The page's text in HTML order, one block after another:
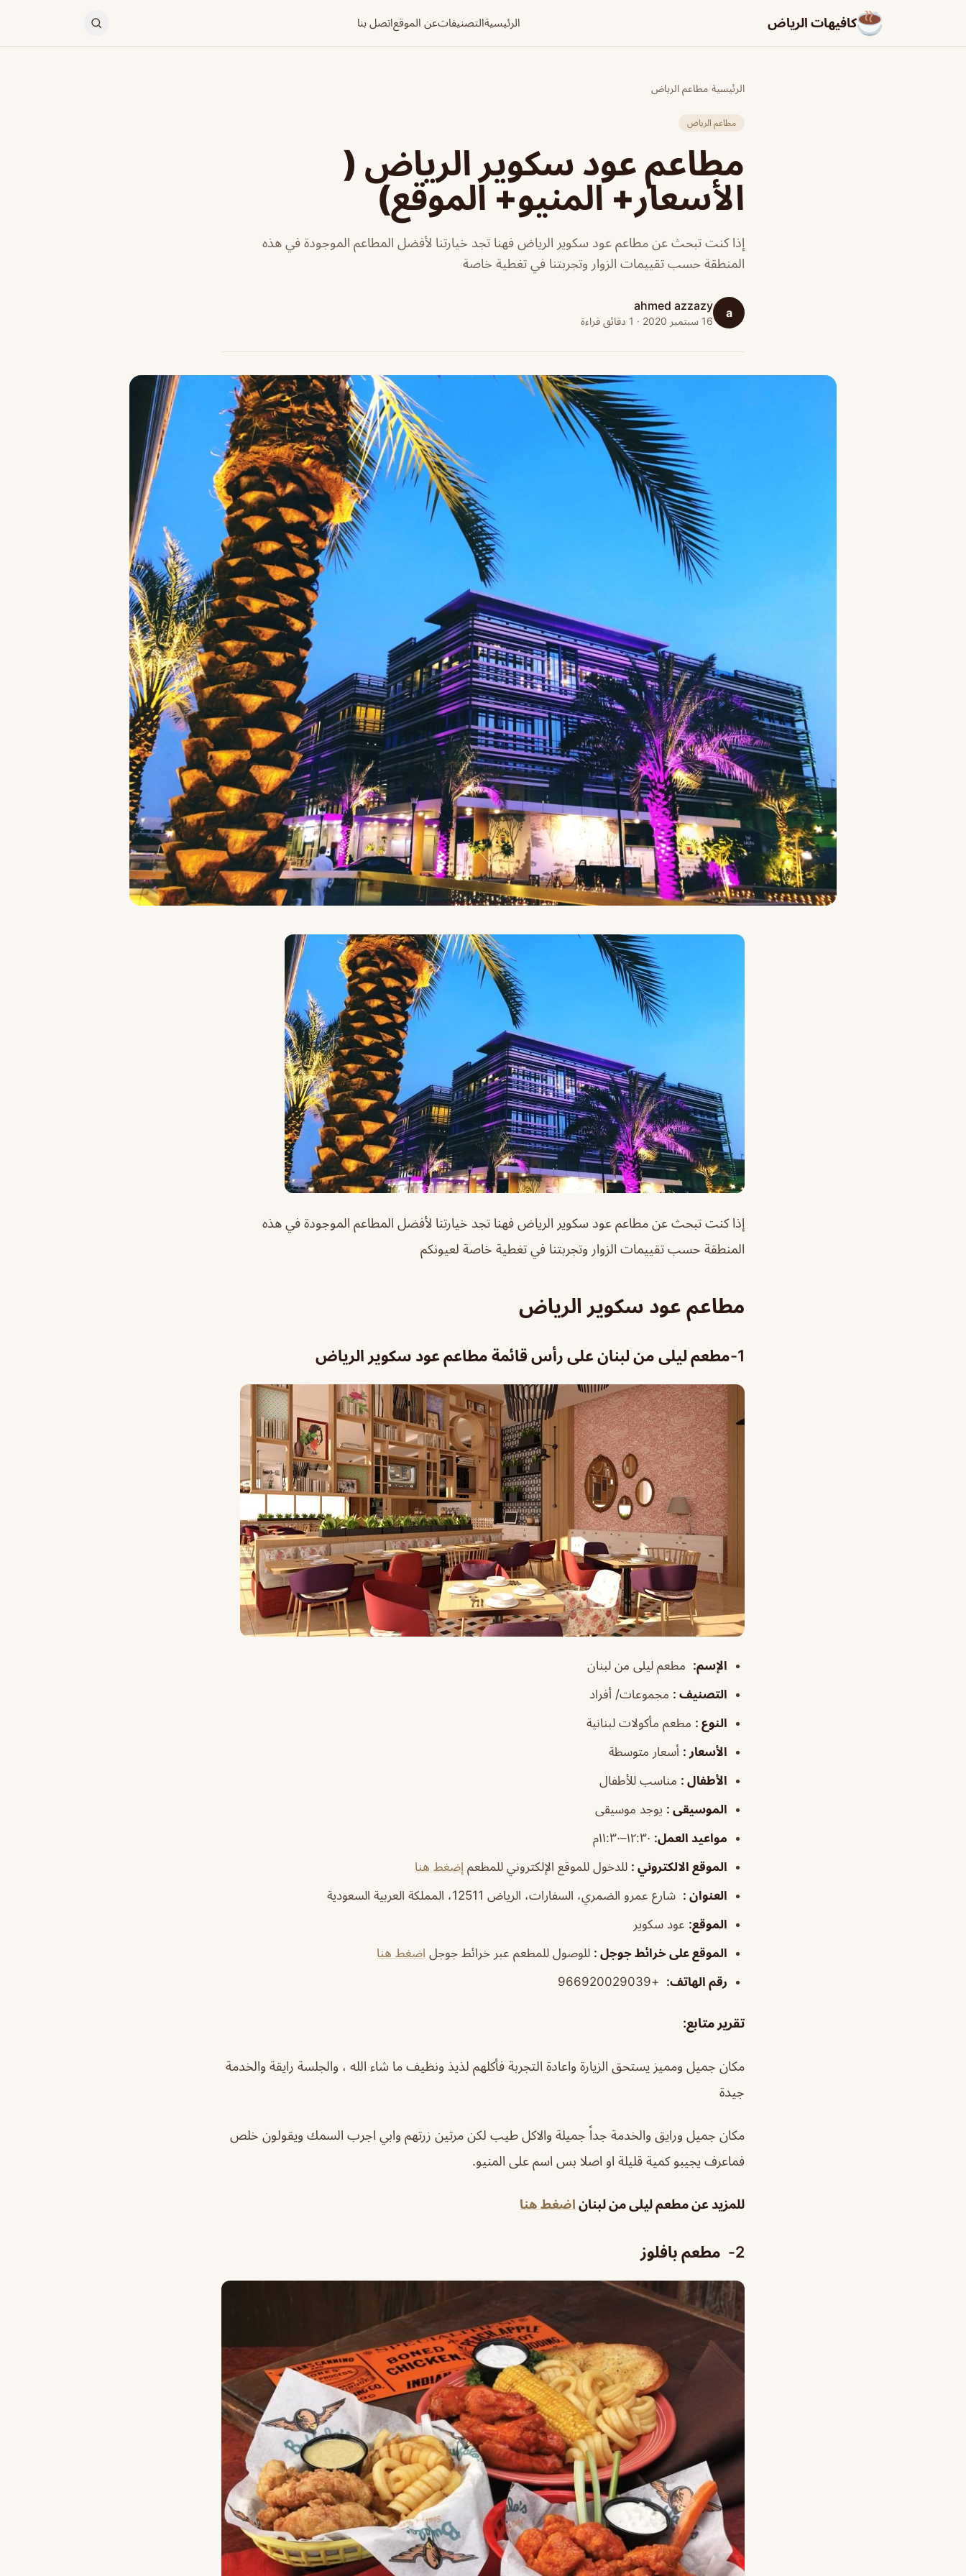
كافيهات الرياض الرئيسيةالتصنيفاتعن الموقعاتصل بنا
الرئيسية/مطاعم الرياض
مطاعم الرياض
مطاعم عود سكوير الرياض (
الأسعار+ المنيو+ الموقع)
إذا كنت تبحث عن مطاعم عود سكوير الرياض فهنا تجد خيارتنا لأفضل المطاعم الموجودة في هذه
المنطقة حسب تقييمات الزوار وتجربتنا في تغطية خاصة
a
ahmed azzazy
16 سبتمبر 2020 · 1 دقائق قراءة
إذا كنت تبحث عن مطاعم عود سكوير الرياض فهنا تجد خيارتنا لأفضل المطاعم الموجودة في هذه
المنطقة حسب تقييمات الزوار وتجربتنا في تغطية خاصة لعيونكم
مطاعم عود سكوير الرياض
1-مطعم ليلى من لبنان على رأس قائمة مطاعم عود سكوير الرياض
الإسم: مطعم ليلى من لبنان
التصنيف : مجموعات/ أفراد
النوع : مطعم مأكولات لبنانية
الأسعار : أسعار متوسطة
الأطفال : مناسب للأطفال
الموسيقى : يوجد موسيقى
مواعيد العمل:
الموقع الالكتروني : للدخول للموقع الإلكتروني للمطعم إضغط هنا
العنوان : شارع عمرو الضمري، السفارات، الرياض 12511، المملكة العربية السعودية
الموقع: عود سكوير
الموقع على خرائط جوجل : للوصول للمطعم عبر خرائط جوجل اضغط هنا
رقم الهاتف:
+966920029039
تقرير متابع:
مكان جميل ومميز يستحق الزيارة واعادة التجربة فأكلهم لذيذ ونظيف ما شاء الله ، والجلسة رايقة والخدمة
جيدة
مكان جميل ورايق والخدمة جداً جميلة والاكل طيب لكن مرتين زرتهم وابي اجرب السمك ويقولون خلص
فماعرف يجيبو كمية قليلة او اصلا بس اسم على المنيو.
للمزيد عن مطعم ليلى من لبنان اضغط هنا
2- مطعم بافلوز